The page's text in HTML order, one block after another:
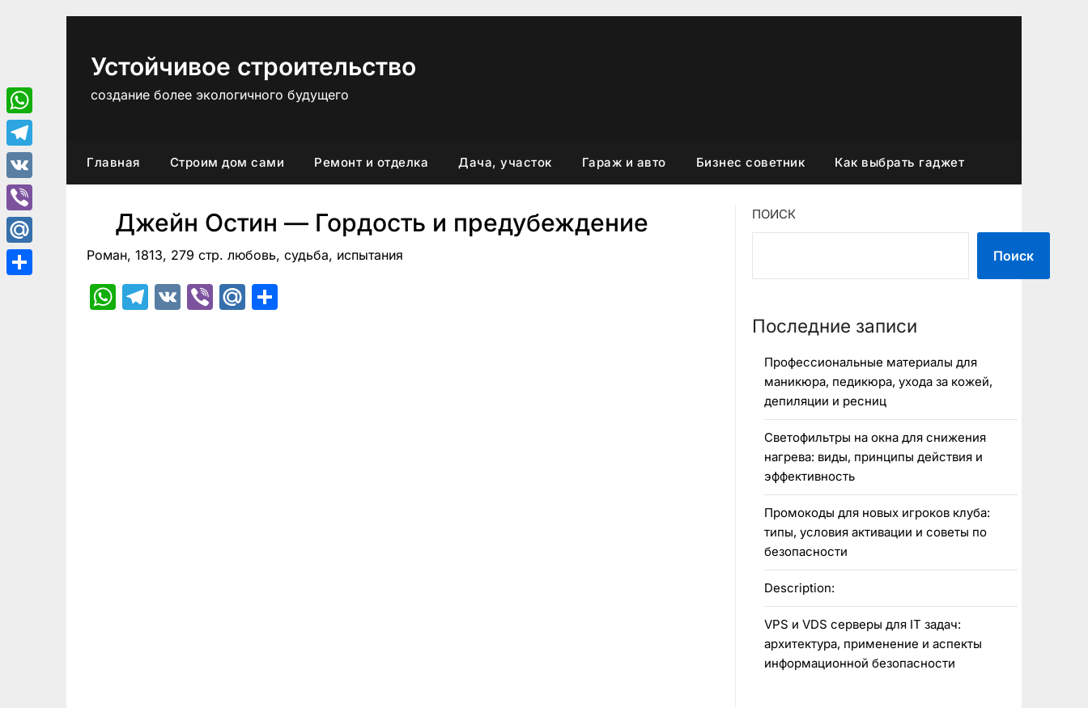
Устойчивое строительство
создание более экологичного будущего
Главная Строим дом сами Ремонт и отделка Дача, участок Гараж и авто Бизнес советник Как выбрать гаджет
Джейн Остин — Гордость и предубеждение
Роман, 1813, 279 стр. любовь, судьба, испытания
WhatsApp
Telegram
VK ViberMail.Ru
ПОИСК
Поиск
Последние записи
Профессиональные материалы для
маникюра, педикюра, ухода за кожей,
депиляции и ресниц
Светофильтры на окна для снижения
нагрева: виды, принципы действия и
эффективность
Промокоды для новых игроков клуба:
типы, условия активации и советы по
безопасности
Description:
VPS и VDS серверы для IT задач:
архитектура, применение и аспекты
информационной безопасности
WhatsApp
Telegram
VK
Viber
Mail.Ru